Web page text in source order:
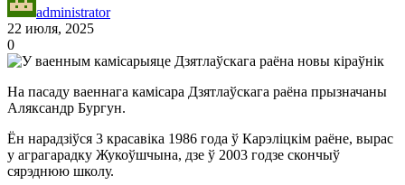
administrator
22 июля, 2025
0
На пасаду ваеннага камісара Дзятлаўскага раёна прызначаны
Аляксандр Бургун.
Ён нарадзіўся 3 красавіка 1986 года ў Карэліцкім раёне, вырас
у аграгарадку Жукоўшчына, дзе ў 2003 годзе скончыў
сярэднюю школу.